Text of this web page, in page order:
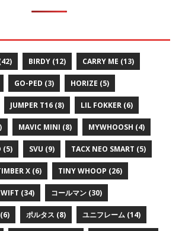
BIRDY (12) CARRY ME (13)
GO-PED (3) HORIZE (5)
JUMPER T16 (8) LIL FOKKER (6)
MAVIC MINI (8) MYWHOOSH (4)
(5) SVU (9) TACX NEO SMART (5)
X (6) TINY WHOOP (26)
(34) コールマン (30)
(6) ポルタス (8) ユニフレーム (14)